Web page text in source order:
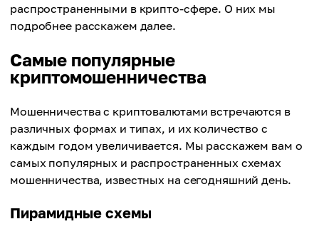
распространенными в крипто-сфере. О них мы
подробнее расскажем далее.
Самые популярные
криптомошенничества
Мошенничества с криптовалютами встречаются в
различных формах и типах, и их количество с
каждым годом увеличивается. Мы расскажем вам о
самых популярных и распространенных схемах
мошенничества, известных на сегодняшний день.
Пирамидные схемы